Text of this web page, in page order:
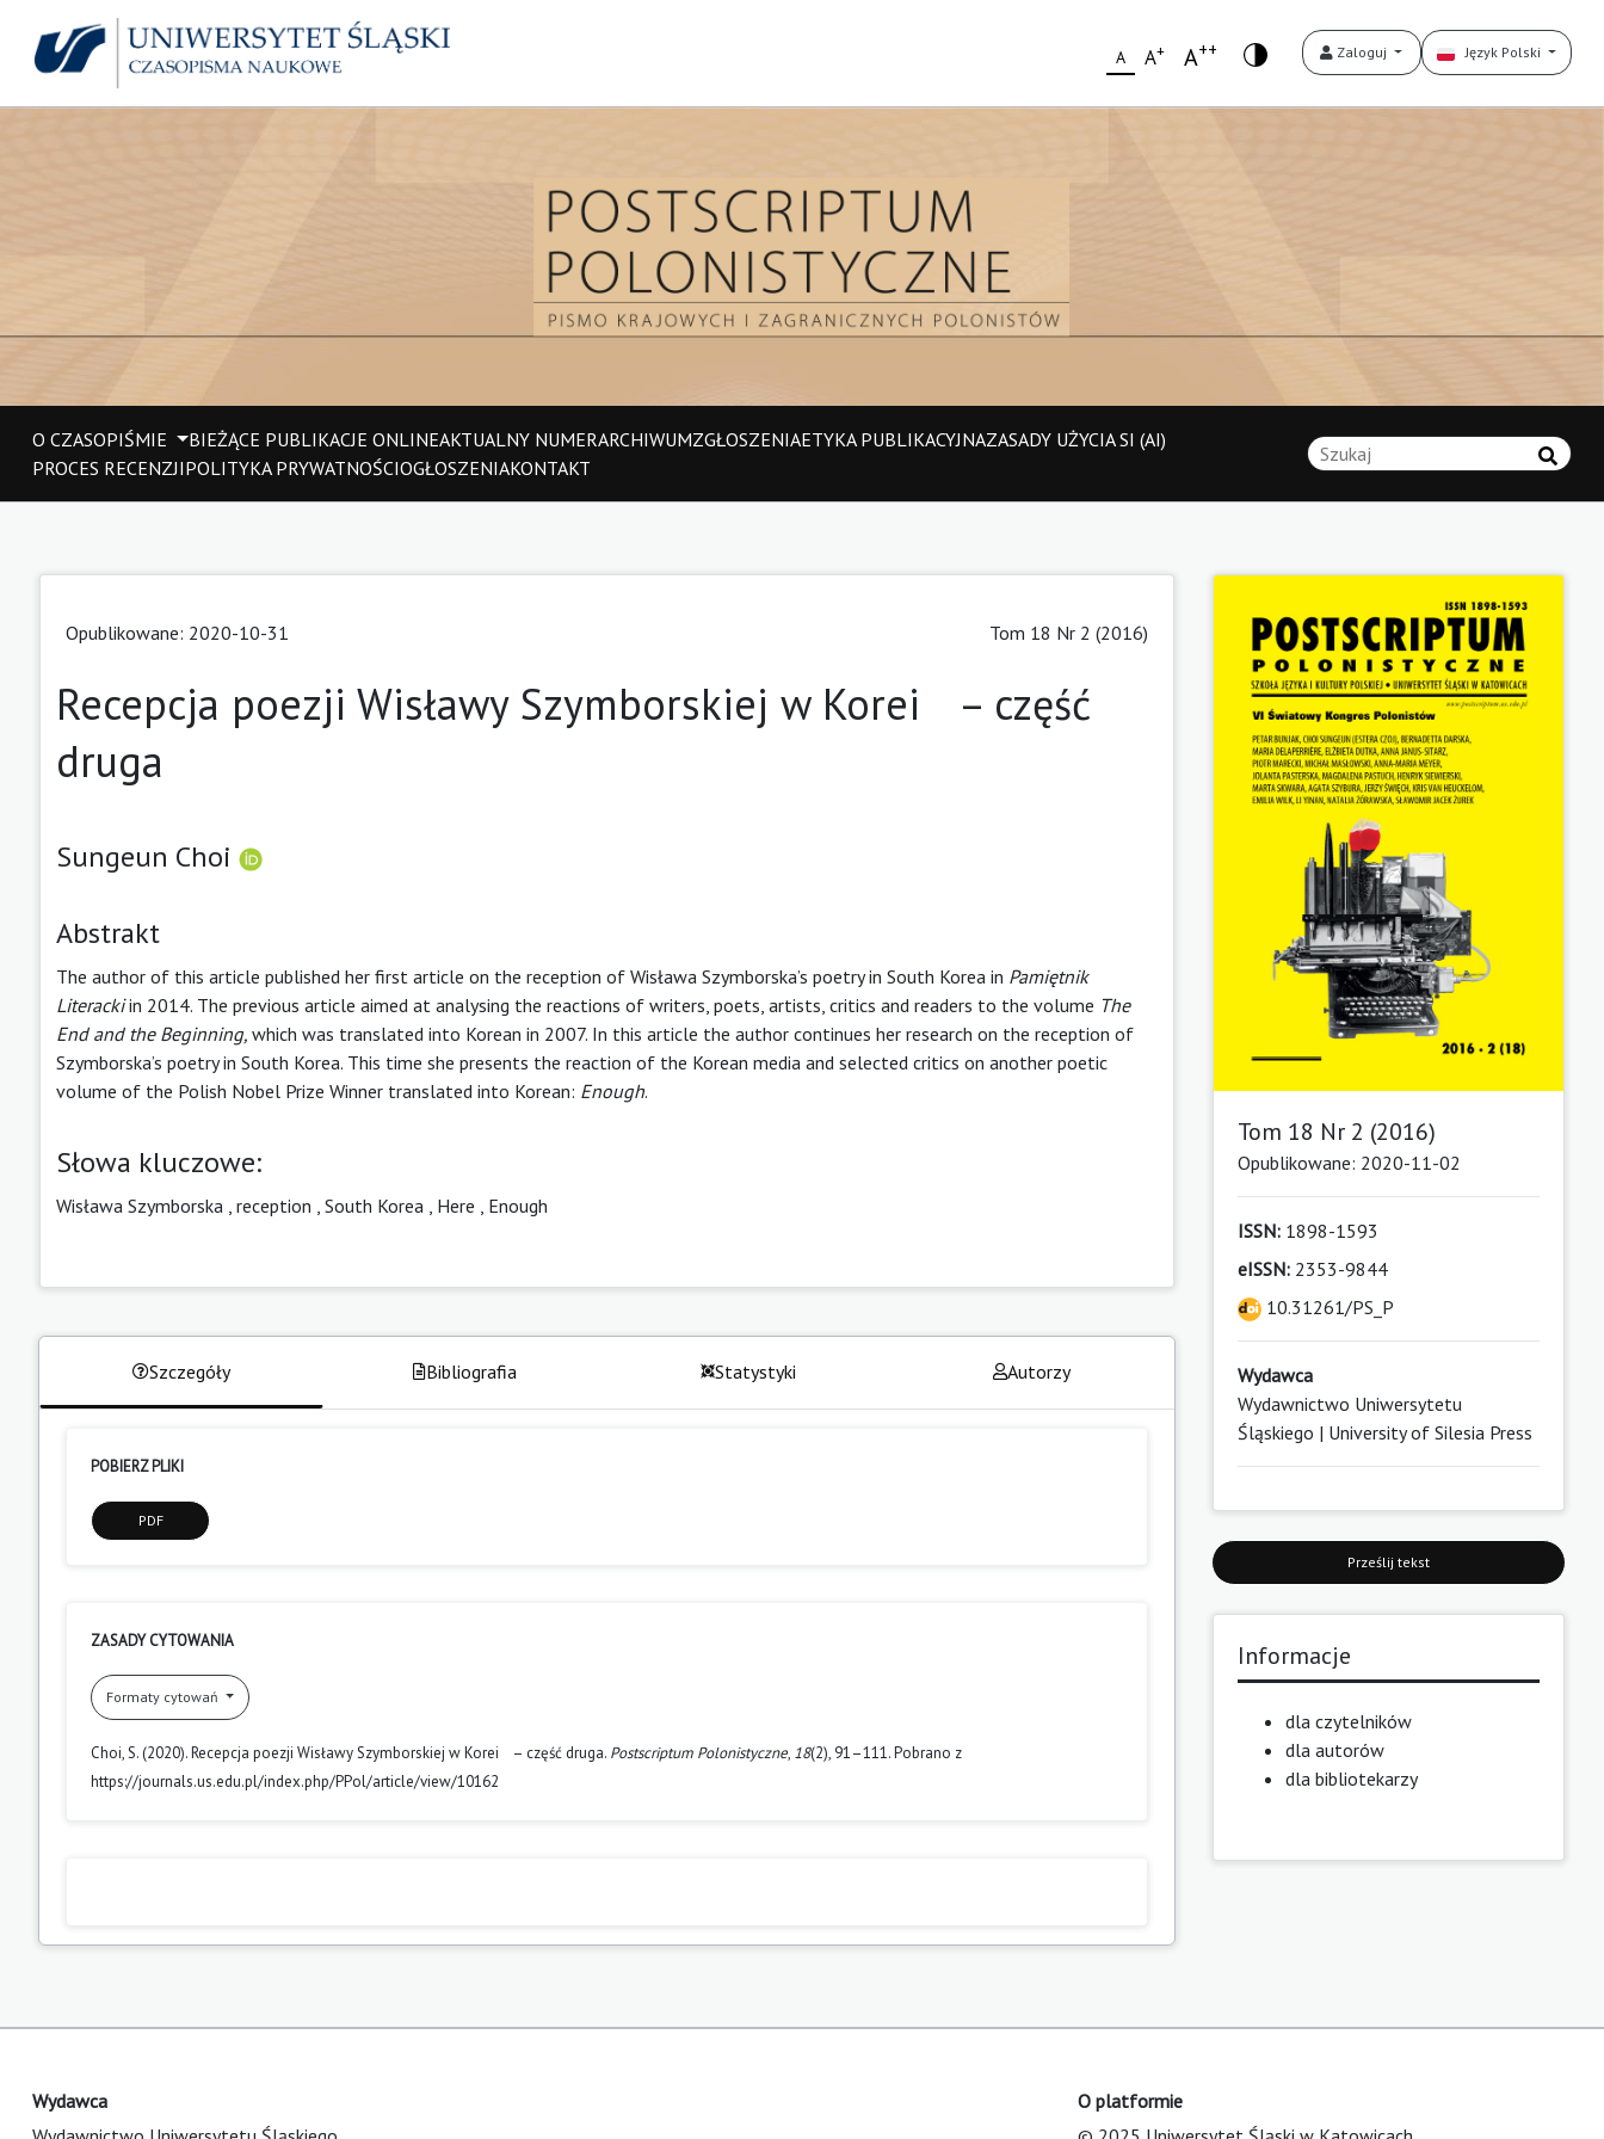
A A+ A++ Zaloguj Język Polski
O CZASOPIŚMIE BIEŻĄCE PUBLIKACJE ONLINEAKTUALNY NUMERARCHIWUMZGŁOSZENIAETYKA PUBLIKACYJNAZASADY UŻYCIA SI (AI)
PROCES RECENZJIPOLITYKA PRYWATNOŚCIOGŁOSZENIAKONTAKT
Opublikowane: 2020-10-31 Tom 18 Nr 2 (2016)
Recepcja poezji Wisławy Szymborskiej w Korei – część
druga
Sungeun Choi
Abstrakt
The author of this article published her first article on the reception of Wisława Szym­borska’s poetry in South Korea in Pamiętnik
Literackiin 2014. The previous article aimed at analysing the reactions of writers, poets, artists, critics and readers to the volume The
End and the Beginning, which was translated into Korean in 2007. In this article the author continues her research on the reception of
Szymborska’s poetry in South Korea. This time she presents the reaction of the Korean media and selected critics on another poetic
volume of the Polish Nobel Prize Winner translated into Korean: Enough.
Słowa kluczowe:
Wisława Szymborska reception South Korea Here Enough
Szczegóły Bibliografia Statystyki Autorzy
POBIERZ PLIKI
PDF
ZASADY CYTOWANIA
Formaty cytowań
Choi, S. (2020). Recepcja poezji Wisławy Szymborskiej w Korei – część druga. Postscriptum Polonistyczne, 18(2), 91–111. Pobrano z
https://journals.us.edu.pl/index.php/PPol/article/view/10162
Tom 18 Nr 2 (2016)
Opublikowane: 2020-11-02
ISSN:1898-1593
eISSN:2353-9844
10.31261/PS_P
Wydawca
Wydawnictwo Uniwersytetu
Śląskiego | University of Silesia Press
Prześlij tekst
Informacje
dla czytelników
dla autorów
dla bibliotekarzy
Wydawca
O platformie